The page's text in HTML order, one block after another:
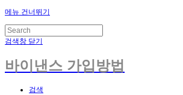
메뉴 건너뛰기
검색창 닫기
바이낸스 가입방법
검색